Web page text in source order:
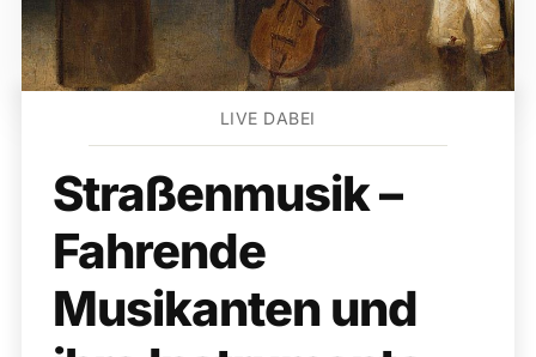
LIVE DABEI
Straßenmusik –
Fahrende
Musikanten und